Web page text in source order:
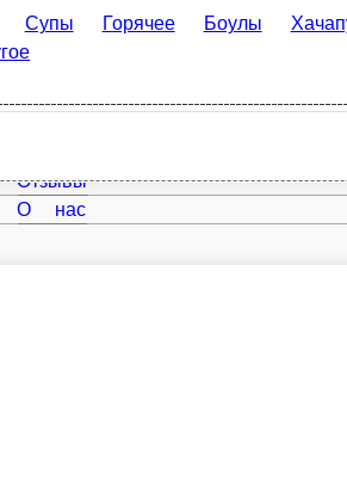
Отзывы
О нас
Горячее Боулы Хачапури Корея